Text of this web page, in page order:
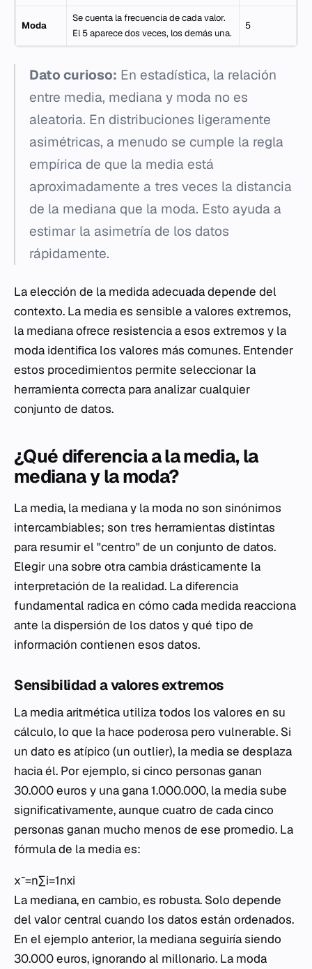
Moda
Se cuenta la frecuencia de cada valor.
El 5 aparece dos veces, los demás una.
5
Dato curioso: En estadística, la relación
entre media, mediana y moda no es
aleatoria. En distribuciones ligeramente
asimétricas, a menudo se cumple la regla
empírica de que la media está
aproximadamente a tres veces la distancia
de la mediana que la moda. Esto ayuda a
estimar la asimetría de los datos
rápidamente.
La elección de la medida adecuada depende del
contexto. La media es sensible a valores extremos,
la mediana ofrece resistencia a esos extremos y la
moda identifica los valores más comunes. Entender
estos procedimientos permite seleccionar la
herramienta correcta para analizar cualquier
conjunto de datos.
¿Qué diferencia a la media, la
mediana y la moda?
La media, la mediana y la moda no son sinónimos
intercambiables; son tres herramientas distintas
para resumir el "centro" de un conjunto de datos.
Elegir una sobre otra cambia drásticamente la
interpretación de la realidad. La diferencia
fundamental radica en cómo cada medida reacciona
ante la dispersión de los datos y qué tipo de
información contienen esos datos.
Sensibilidad a valores extremos
La media aritmética utiliza todos los valores en su
cálculo, lo que la hace poderosa pero vulnerable. Si
un dato es atípico (un outlier), la media se desplaza
hacia él. Por ejemplo, si cinco personas ganan
30.000 euros y una gana 1.000.000, la media sube
significativamente, aunque cuatro de cada cinco
personas ganan mucho menos de ese promedio. La
fórmula de la media es:
xˉ=n∑i=1n​xi​​
La mediana, en cambio, es robusta. Solo depende
del valor central cuando los datos están ordenados.
En el ejemplo anterior, la mediana seguiría siendo
30.000 euros, ignorando al millonario. La moda